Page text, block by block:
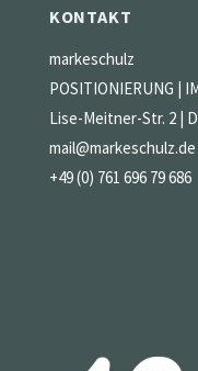
KONTAKT
markeschulz
POSITIONIERUNG |
Lise-Meitner-Str. 2 |
mail@markeschulz.de
+49 (0) 761 696 79 686